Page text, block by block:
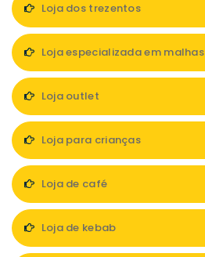
Loja dos trezentos
Loja especializada em malhas
Loja outlet
Loja para crianças
Loja de café
Loja de kebab